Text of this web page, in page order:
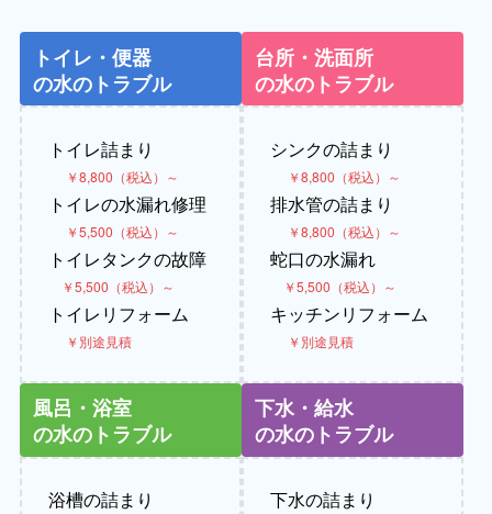
トイレ・便器
の水のトラブル
トイレ詰まり
￥8,800（税込）～
トイレの水漏れ修理
￥5,500（税込）～
トイレタンクの故障
￥5,500（税込）～
トイレリフォーム
￥別途見積
台所・洗面所
の水のトラブル
シンクの詰まり
￥8,800（税込）～
排水管の詰まり
￥8,800（税込）～
蛇口の水漏れ
￥5,500（税込）～
キッチンリフォーム
￥別途見積
風呂・浴室
の水のトラブル
浴槽の詰まり
下水・給水
の水のトラブル
下水の詰まり